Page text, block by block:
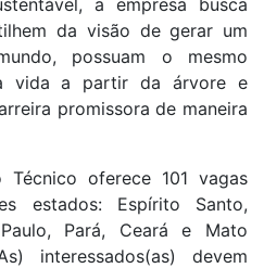
da visão de gerar um
possuam o mesmo
vida a partir da árvore e
promissora de maneira
oferece 101 vagas
estados: Espírito Santo,
Pará, Ceará e Mato
interessados(as) devem